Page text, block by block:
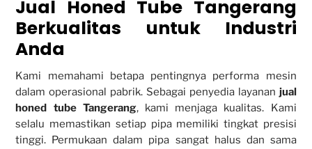
Jual Honed Tube Tangerang
Berkualitas untuk Industri
Anda
Kami memahami betapa pentingnya performa mesin
dalam operasional pabrik. Sebagai penyedia layanan jual
honed tube Tangerang, kami menjaga kualitas. Kami
selalu memastikan setiap pipa memiliki tingkat presisi
tinggi. Permukaan dalam pipa sangat halus dan sama